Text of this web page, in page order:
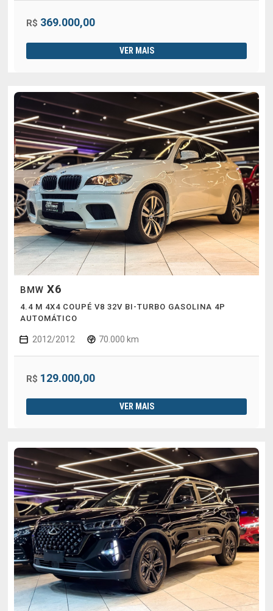
R$ 369.000,00
VER MAIS
BMW X6
4.4 M 4X4 COUPÉ V8 32V BI-TURBO GASOLINA 4P
AUTOMÁTICO
2012/2012 70.000 km
R$ 129.000,00
VER MAIS